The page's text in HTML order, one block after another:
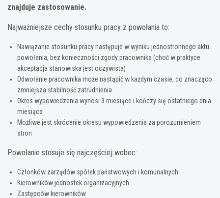
znajduje zastosowanie.
Najważniejsze cechy stosunku pracy z powołania to:
Nawiązanie stosunku pracy następuje w wyniku jednostronnego aktu
powołania, bez konieczności zgody pracownika (choć w praktyce
akceptacja stanowiska jest oczywista)
Odwołanie pracownika może nastąpić w każdym czasie, co znacząco
zmniejsza stabilność zatrudnienia
Okres wypowiedzenia wynosi 3 miesiące i kończy się ostatniego dnia
miesiąca
Możliwe jest skrócenie okresu wypowiedzenia za porozumieniem
stron
Powołanie stosuje się najczęściej wobec:
Członków zarządów spółek państwowych i komunalnych
Kierowników jednostek organizacyjnych
Zastępców kierowników